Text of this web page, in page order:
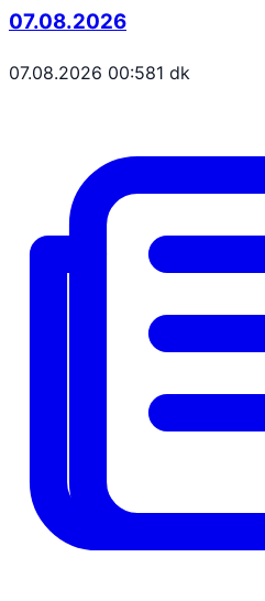
07.08.2026
07.08.2026 00:581 dk